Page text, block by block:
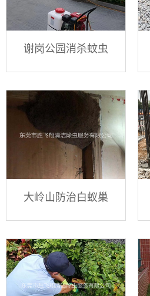
谢岗公园消杀蚊虫
大岭山防治白蚁巢